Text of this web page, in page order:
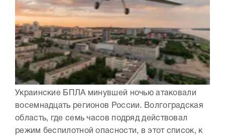
Украинские БПЛА минувшей ночью атаковали
восемнадцать регионов России. Волгоградская
область, где семь часов подряд действовал
режим беспилотной опасности, в этот список, к